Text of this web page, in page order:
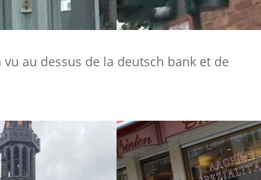
vu au dessus de la deutsch bank et de